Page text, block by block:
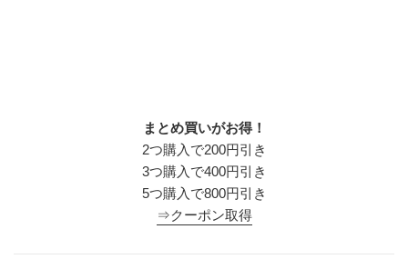
まとめ買いがお得！
2つ購入で200円引き
3つ購入で400円引き
5つ購入で800円引き
⇒クーポン取得